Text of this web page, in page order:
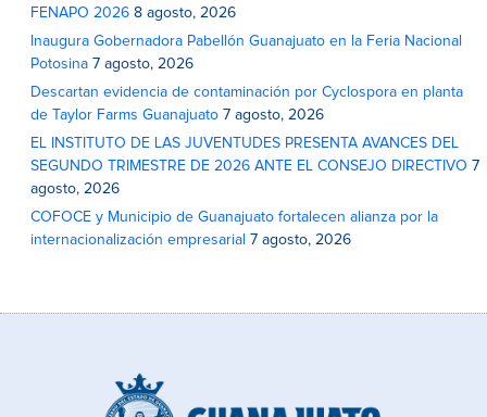
FENAPO 2026 8 agosto, 2026
Inaugura Gobernadora Pabellón Guanajuato en la Feria Nacional
Potosina 7 agosto, 2026
Descartan evidencia de contaminación por Cyclospora en planta
de Taylor Farms Guanajuato 7 agosto, 2026
EL INSTITUTO DE LAS JUVENTUDES PRESENTA AVANCES DEL
SEGUNDO TRIMESTRE DE 2026 ANTE EL CONSEJO DIRECTIVO 7
agosto, 2026
COFOCE y Municipio de Guanajuato fortalecen alianza por la
internacionalización empresarial 7 agosto, 2026